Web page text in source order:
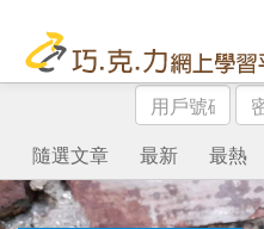
用
戶
號
碼
密
碼
隨選文章
最新 最熱